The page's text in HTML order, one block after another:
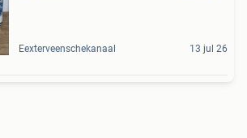
Eexterveenschekanaal 13 jul 26